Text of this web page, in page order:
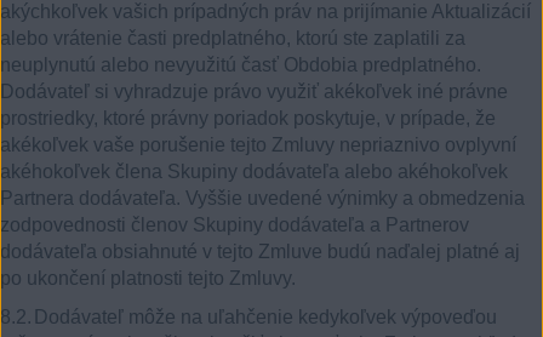
akýchkoľvek vašich prípadných práv na prijímanie Aktualizácií
alebo vrátenie časti predplatného, ktorú ste zaplatili za
neuplynutú alebo nevyužitú časť Obdobia predplatného.
Dodávateľ si vyhradzuje právo využiť akékoľvek iné právne
prostriedky, ktoré právny poriadok poskytuje, v prípade, že
akékoľvek vaše porušenie tejto Zmluvy nepriaznivo ovplyvní
akéhokoľvek člena Skupiny dodávateľa alebo akéhokoľvek
Partnera dodávateľa. Vyššie uvedené výnimky a obmedzenia
zodpovednosti členov Skupiny dodávateľa a Partnerov
dodávateľa obsiahnuté v tejto Zmluve budú naďalej platné aj
po ukončení platnosti tejto Zmluvy.
8.2. Dodávateľ môže na uľahčenie kedykoľvek výpoveďou